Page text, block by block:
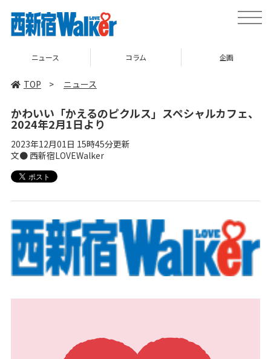
toggle
ニュース コラム 企画
TOP > ニュース
かわいい「かえるのピクルス」スペシャルカフェ、
2024年2月1日より
2023年12月01日 15時45分更新
文● 西新宿LOVEWalker